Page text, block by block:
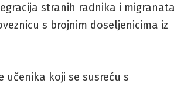
stranih radnika i
s brojnim doseljenicima iz
učenika koji se susreću s